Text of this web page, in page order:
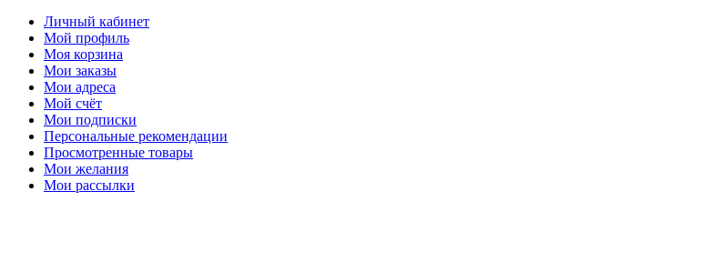
Личный кабинет
Мой профиль
Моя корзина
Мои заказы
Мои адреса
Мой счёт
Мои подписки
Персональные рекомендации
Просмотренные товары
Мои желания
Мои рассылки